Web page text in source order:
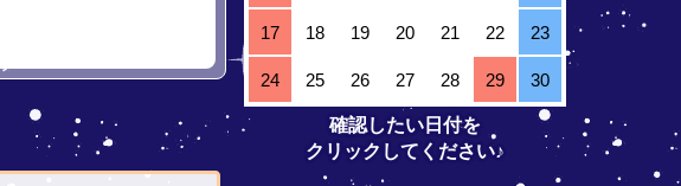
17 18 19 20 21 22 23
24 25 26 27 28 29 30
確認したい日付を
クリックしてください♪